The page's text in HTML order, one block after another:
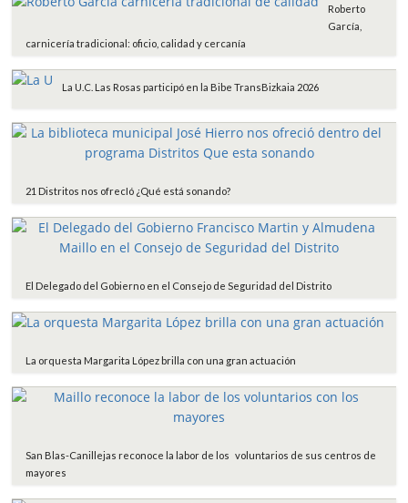
Roberto
García,
carnicería tradicional: oficio, calidad y cercanía
La U.C. Las Rosas participó en la Bibe TransBizkaia 2026
21 Distritos nos ofrecIó ¿Qué está sonando?
El Delegado del Gobierno en el Consejo de Seguridad del Distrito
La orquesta Margarita López brilla con una gran actuación
San Blas-Canillejas reconoce la labor de los voluntarios de sus centros de
mayores